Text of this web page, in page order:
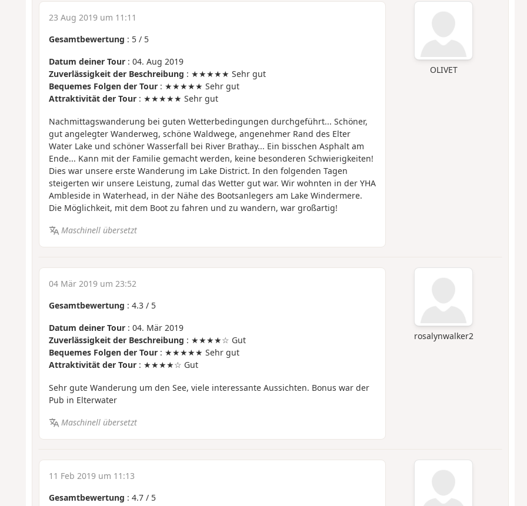
OLIVET
23 Aug 2019 um 11:11
Gesamtbewertung : 5/ 5
Datum deiner Tour: 04. Aug 2019
Zuverlässigkeit der Beschreibung : ★★★★★ Sehr gut
Bequemes Folgen der Tour: ★★★★★ Sehr gut
Attraktivität der Tour: ★★★★★ Sehr gut
Nachmittagswanderung bei guten Wetterbedingungen durchgeführt... Schöner,
gut angelegter Wanderweg, schöne Waldwege, angenehmer Rand des Elter
Water Lake und schöner Wasserfall bei River Brathay... Ein bisschen Asphalt am
Ende... Kann mit der Familie gemacht werden, keine besonderen Schwierigkeiten!
Dies war unsere erste Wanderung im Lake District. In den folgenden Tagen
steigerten wir unsere Leistung, zumal das Wetter gut war. Wir wohnten in der YHA
Ambleside in Waterhead, in der Nähe des Bootsanlegers am Lake Windermere.
Die Möglichkeit, mit dem Boot zu fahren und zu wandern, war großartig!
Maschinell übersetzt
rosalynwalker2
04 Mär 2019 um 23:52
Gesamtbewertung : 4.3/ 5
Datum deiner Tour: 04. Mär 2019
Zuverlässigkeit der Beschreibung : ★★★★☆ Gut
Bequemes Folgen der Tour: ★★★★★ Sehr gut
Attraktivität der Tour: ★★★★☆ Gut
Sehr gute Wanderung um den See, viele interessante Aussichten. Bonus war der
Pub in Elterwater
Maschinell übersetzt
11 Feb 2019 um 11:13
Gesamtbewertung : 4.7/ 5